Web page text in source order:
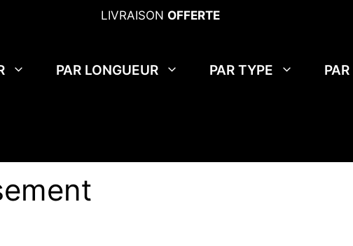
LIVRAISON OFFERTE
PAR LONGUEUR PAR TYPE